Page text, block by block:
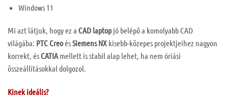
Windows 11
Mi azt látjuk, hogy ez a CAD laptopjó belépő a komolyabb CAD
világába: PTC CreoésSiemens NX kisebb-közepes projektjeihez nagyon
korrekt, és CATIA mellett is stabil alap lehet, ha nem óriási
összeállításokkal dolgozol.
Kinek ideális?